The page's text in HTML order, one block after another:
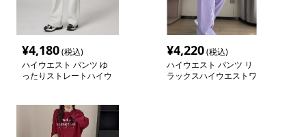
¥4,180(税込)
ハイウエスト パンツ ゆ
ったりストレートハイウ
¥4,220(税込)
ハイウエスト パンツ リ
ラックスハイウエストワ